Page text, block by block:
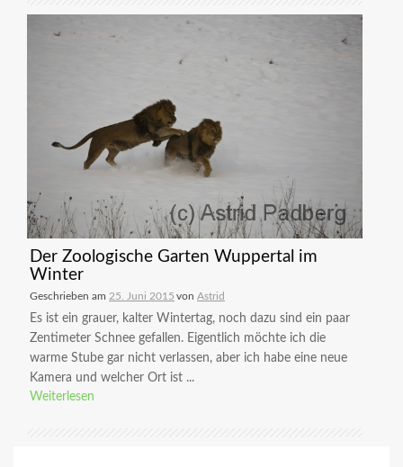
Der Zoologische Garten Wuppertal im
Winter
Geschrieben am 25. Juni 2015 von Astrid
Es ist ein grauer, kalter Wintertag, noch dazu sind ein paar
Zentimeter Schnee gefallen. Eigentlich möchte ich die
warme Stube gar nicht verlassen, aber ich habe eine neue
Kamera und welcher Ort ist ...
Weiterlesen